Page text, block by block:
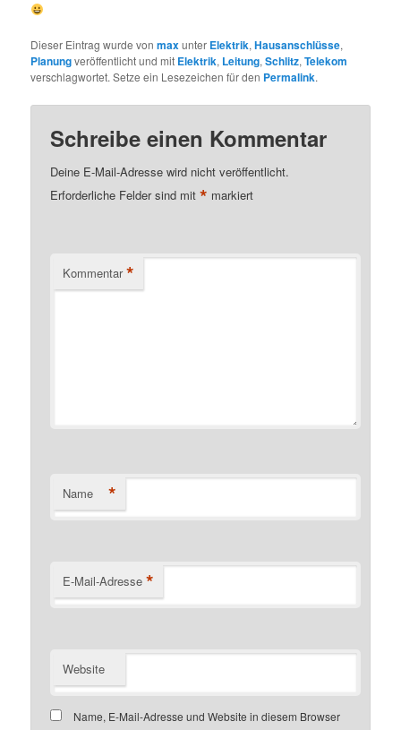
Dieser Eintrag wurde vonmaxunter Elektrik,Hausanschlüsse,
Planungveröffentlicht und mit Elektrik, Leitung,Schlitz,Telekom
verschlagwortet. Setze ein Lesezeichen für den Permalink.
Schreibe einen Kommentar
Deine E-Mail-Adresse wird nicht veröffentlicht.
Erforderliche Felder sind mit* markiert
Kommentar *
Name *
E-Mail-Adresse *
Website
Name, E-Mail-Adresse und Website in diesem Browser